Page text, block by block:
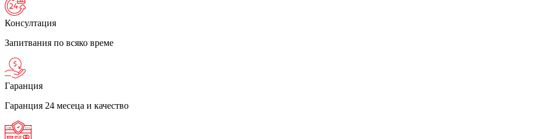
Консултация
Запитвания по всяко време
Гаранция
Гаранция 24 месеца и качество